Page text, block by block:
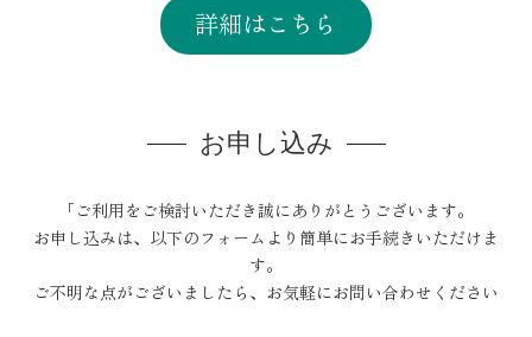
詳細はこちら
お申し込み
「ご利用をご検討いただき誠にありがとうございます。
お申し込みは、以下のフォームより簡単にお手続きいただけま
す。
ご不明な点がございましたら、お気軽にお問い合わせください